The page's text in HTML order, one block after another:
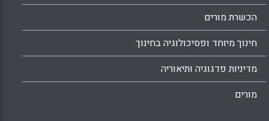
הכשרת מורים
חינוך מיוחד ופסיכולוגיה בחינוך
מדיניות פדגוגיה ותיאוריה
מורים